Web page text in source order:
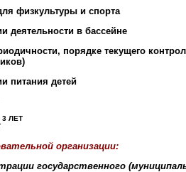
физкультуры и спорта
деятельности в бассейне
порядке текущего
питания детей
ЛЕТ
организации:
государственного